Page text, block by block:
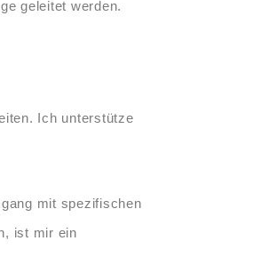
geleitet werden.
Ich unterstütze
mit spezifischen
ist mir ein